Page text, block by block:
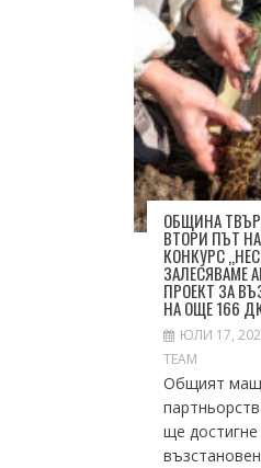
ОБЩИНА
ВТОРИ ПЪТ
КОНКУРС
ЗАЛЕСЯВАМЕ
ПРОЕКТ ЗА
НА ОЩЕ 166
ЮЛИ 17,
TEAM
Общият
ще достигне